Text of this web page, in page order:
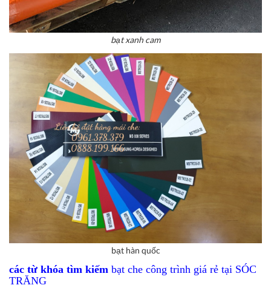
bạt xanh cam
bạt hàn quốc
các từ khóa tìm kiếm bạt che công trình giá rẻ tại SÓC
TRĂNG